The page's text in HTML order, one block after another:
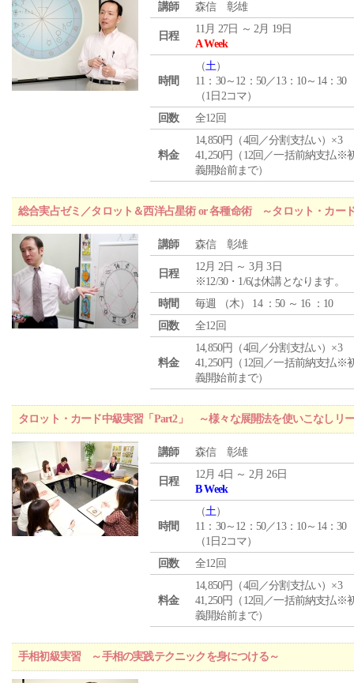
講師 森信 彰雄
日程
11月 27日 ～ 2月 19日
A Week
時間
（土）
11：30～12：50／13：10～14：30
（1日2コマ）
回数
全12回
料金
14,850円（4回／分割支払い）×3
41,250円（12回／一括前納支払※
義開始前まで）
総合実占ゼミ／タロット＆西洋占星術 or 各種命術 ～タロット・カー
講師 森信 彰雄
日程
12月 2日 ～ 3月 3日
※12/30・1/6は休講となります。
時間
毎週 （木） 14 ：50 ～ 16 ：10
回数
全12回
料金
14,850円（4回／分割支払い）×3
41,250円（12回／一括前納支払※
義開始前まで）
タロット・カード中級実習「Part2」 ～様々な展開法を使いこなしリ
講師 森信 彰雄
日程
12月 4日 ～ 2月 26日
B Week
時間
（土）
11：30～12：50／13：10～14：30
（1日2コマ）
回数
全12回
料金
14,850円（4回／分割支払い）×3
41,250円（12回／一括前納支払※
義開始前まで）
手相初級実習 ～手相の実践テクニックを身につける～